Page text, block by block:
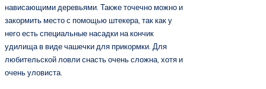
нависающими деревьями. Также точечно можно и
закормить место с помощью штекера, так как у
него есть специальные насадки на кончик
удилища в виде чашечки для прикормки. Для
любительской ловли снасть очень сложна, хотя и
очень уловиста.